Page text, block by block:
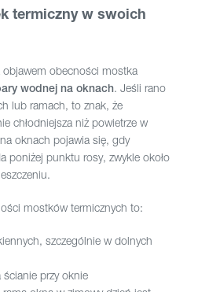
termiczny w swoich
objawem obecności mostka
wodnej na oknach. Jeśli rano
lub ramach, to znak, że
chłodniejsza niż powietrze w
oknach pojawia się, gdy
poniżej punktu rosy, zwykle około
mostków termicznych to:
szczególnie w dolnych
przy oknie